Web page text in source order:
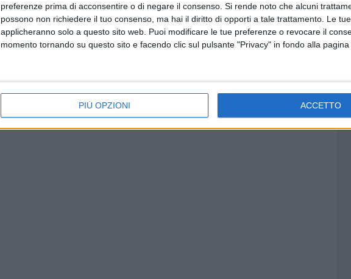
preferenze prima di acconsentire o di negare il consenso. Si rende noto che alcuni
possono non richiedere il tuo consenso, ma hai il diritto di opporti a tale trattamento. Le
applicheranno solo a questo sito web. Puoi modificare le tue preferenze o revocare il
momento tornando su questo sito e facendo clic sul pulsante "Privacy" in fondo alla pagina
PIÙ OPZIONI ACCETTO